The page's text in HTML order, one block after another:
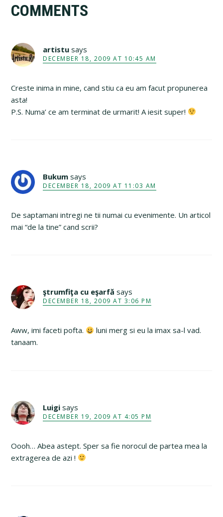
Interactions
COMMENTS
artistu says
DECEMBER 18, 2009 AT 10:45 AM
Creste inima in mine, cand stiu ca eu am facut propunerea
asta!
P.S. Numa’ ce am terminat de urmarit! A iesit super!
Bukum says
DECEMBER 18, 2009 AT 11:03 AM
De saptamani intregi ne tii numai cu evenimente. Un articol
mai “de la tine” cand scrii?
ştrumfiţa cu eşarfă says
DECEMBER 18, 2009 AT 3:06 PM
Aww, imi faceti pofta.
luni merg si eu la imax sa-l vad.
tanaam.
Luigi says
DECEMBER 19, 2009 AT 4:05 PM
Oooh… Abea astept. Sper sa fie norocul de partea mea la
extragerea de azi !